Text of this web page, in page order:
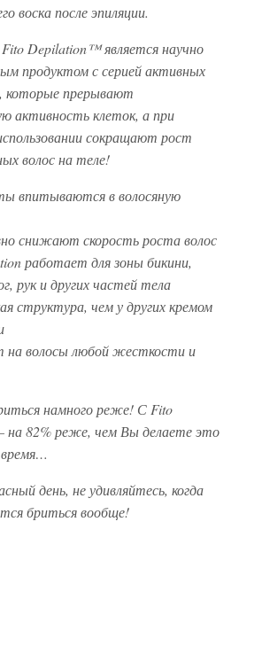
воска после эпиляции.
Depilation™ является научно
продуктом с серией активных
которые прерывают
активность клеток, а при
сокращают рост
волос на теле!
впитываются в волосяную
снижают скорость роста волос
работает для зоны бикини,
рук и других частей тела
структура, чем у других кремом
волосы любой жесткости и
намного реже! С Fito
на 82% реже, чем Вы делаете это
день, не удивляйтесь, когда
бриться вообще!